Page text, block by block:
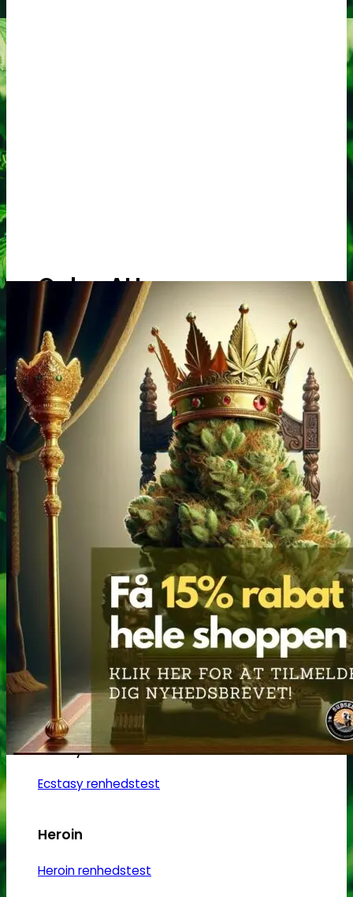
Oplev ALLe vores
brands lige her
Gå til brands
Narkotests
Narkotests
Kokain Tests
Kokain renhedhedstest
Crack renhedhedstest
Kokain blandingsmiddel test
MDMA
MDMA renhedstest
Ecstasy
Ecstasy renhedstest
Heroin
Heroin renhedstest